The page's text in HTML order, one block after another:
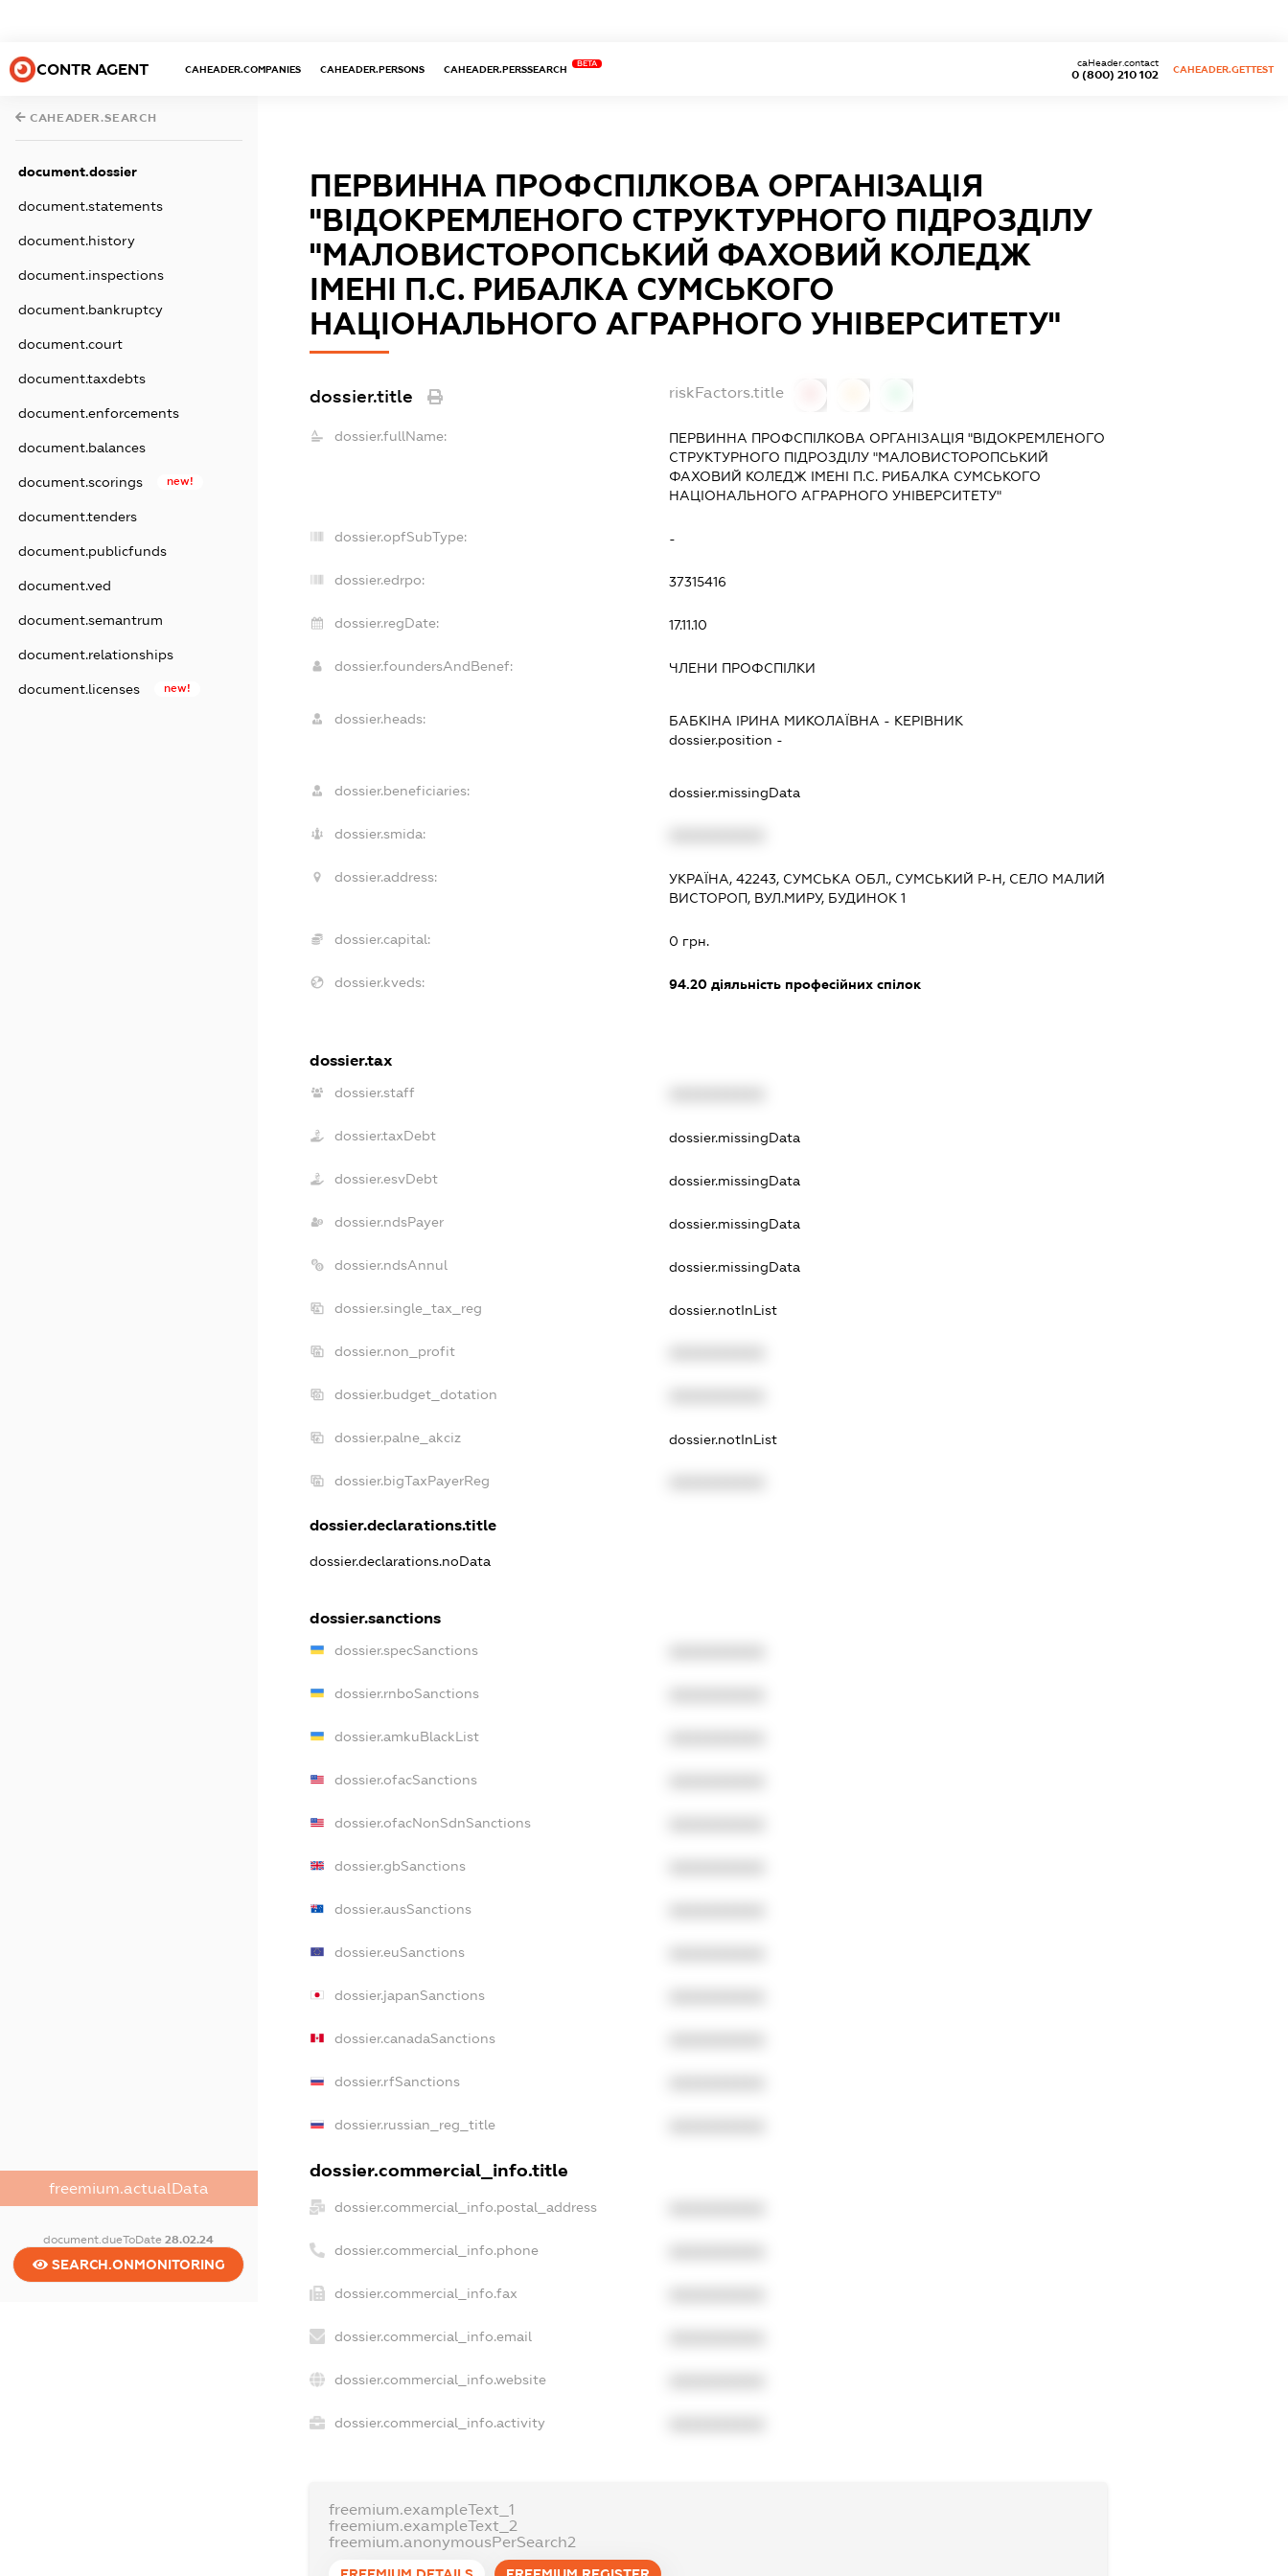
CONTR AGENT CAHEADER.COMPANIES CAHEADER.PERSONS CAHEADER.PERSSEARCH
BETA
0 (800) 210 102
caHeader.contact
CAHEADER.GETTEST
CAHEADER.SEARCH
document.dossier
document.statements
document.history
document.inspections
document.bankruptcy
document.court
document.taxdebts
document.enforcements
document.balances
document.scorings new!
document.tenders
document.publicfunds
document.ved
document.semantrum
document.relationships
document.licenses new!
freemium.actualData
document.dueToDate28.02.24
SEARCH.ONMONITORING
ПЕРВИННА ПРОФСПІЛКОВА ОРГАНІЗАЦІЯ
"ВІДОКРЕМЛЕНОГО СТРУКТУРНОГО ПІДРОЗДІЛУ
"МАЛОВИСТОРОПСЬКИЙ ФАХОВИЙ КОЛЕДЖ
ІМЕНІ П.С. РИБАЛКА СУМСЬКОГО
НАЦІОНАЛЬНОГО АГРАРНОГО УНІВЕРСИТЕТУ"
dossier.title riskFactors.title
dossier.fullName:
ПЕРВИННА ПРОФСПІЛКОВА ОРГАНІЗАЦІЯ "ВІДОКРЕМЛЕНОГО
СТРУКТУРНОГО ПІДРОЗДІЛУ "МАЛОВИСТОРОПСЬКИЙ
ФАХОВИЙ КОЛЕДЖ ІМЕНІ П.С. РИБАЛКА СУМСЬКОГО
НАЦІОНАЛЬНОГО АГРАРНОГО УНІВЕРСИТЕТУ"
dossier.opfSubType: -
dossier.edrpo: 37315416
dossier.regDate: 17.11.10
dossier.foundersAndBenef: ЧЛЕНИ ПРОФСПІЛКИ
dossier.heads: БАБКІНА ІРИНА МИКОЛАЇВНА - КЕРІВНИК
dossier.position -
dossier.beneficiaries: dossier.missingData
dossier.smida:
dossier.address:
УКРАЇНА, 42243, СУМСЬКА ОБЛ., СУМСЬКИЙ Р-Н, СЕЛО МАЛИЙ
ВИСТОРОП, ВУЛ.МИРУ, БУДИНОК 1
dossier.capital: 0 грн.
dossier.kveds: 94.20діяльність професійних спілок
dossier.tax
dossier.staff
dossier.taxDebt dossier.missingData
dossier.esvDebt dossier.missingData
dossier.ndsPayer dossier.missingData
dossier.ndsAnnul dossier.missingData
dossier.single_tax_reg dossier.notInList
dossier.non_profit
dossier.budget_dotation
dossier.palne_akciz dossier.notInList
dossier.bigTaxPayerReg
dossier.declarations.title
dossier.declarations.noData
dossier.sanctions
dossier.specSanctions
dossier.rnboSanctions
dossier.amkuBlackList
dossier.ofacSanctions
dossier.ofacNonSdnSanctions
dossier.gbSanctions
dossier.ausSanctions
dossier.euSanctions
dossier.japanSanctions
dossier.canadaSanctions
dossier.rfSanctions
dossier.russian_reg_title
dossier.commercial_info.title
dossier.commercial_info.postal_address
dossier.commercial_info.phone
dossier.commercial_info.fax
dossier.commercial_info.email
dossier.commercial_info.website
dossier.commercial_info.activity
freemium.exampleText_1
freemium.exampleText_2
freemium.anonymousPerSearch2